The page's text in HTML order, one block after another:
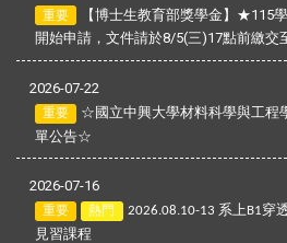
重要
【博士生教育部獎學金】★115
開始申請，文件請於8/5(三)17點前繳
2026-07-22
重要
☆國立中興大學材料科學與工程
單公告☆
2026-07-16
重要 熱門 2026.08.10-13 系上 B1穿
見習課程